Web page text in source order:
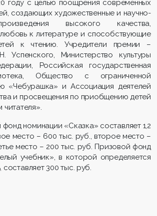
году с целью поощрения современных
создающих художественные и научно-
высокого качества,
к литературе и способствующие
к чтению. Учредители премии –
Успенского, Министерство культуры
Российская государственная
Общество с ограниченной
«Чебурашка» и Ассоциация деятелей
и просвещения по приобщению детей
читателя».
номинации «Сказка» составляет 1,2
место – 600 тыс. руб., второе место –
место – 200 тыс. руб. Призовой фонд
учебник», в которой определяется
составляет 300 тыс. руб.